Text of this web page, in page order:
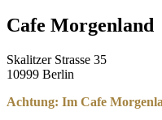
Cafe Morgenland
Skalitzer Strasse 35
10999 Berlin
Achtung: Im Cafe